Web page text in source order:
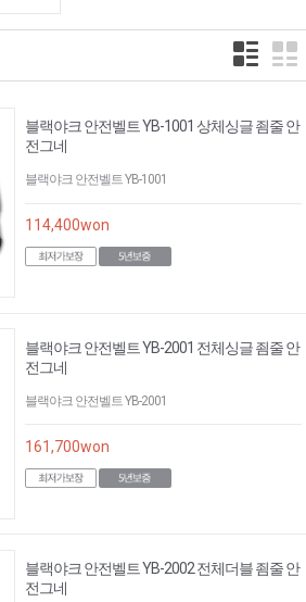
블랙야크 안전벨트 YB-1001 상체싱글 죔줄 안
전그네
블랙야크 안전벨트 YB-1001
114,400won
블랙야크 안전벨트 YB-2001 전체싱글 죔줄 안
전그네
블랙야크 안전벨트 YB-2001
161,700won
블랙야크 안전벨트 YB-2002 전체더블 죔줄 안
전그네